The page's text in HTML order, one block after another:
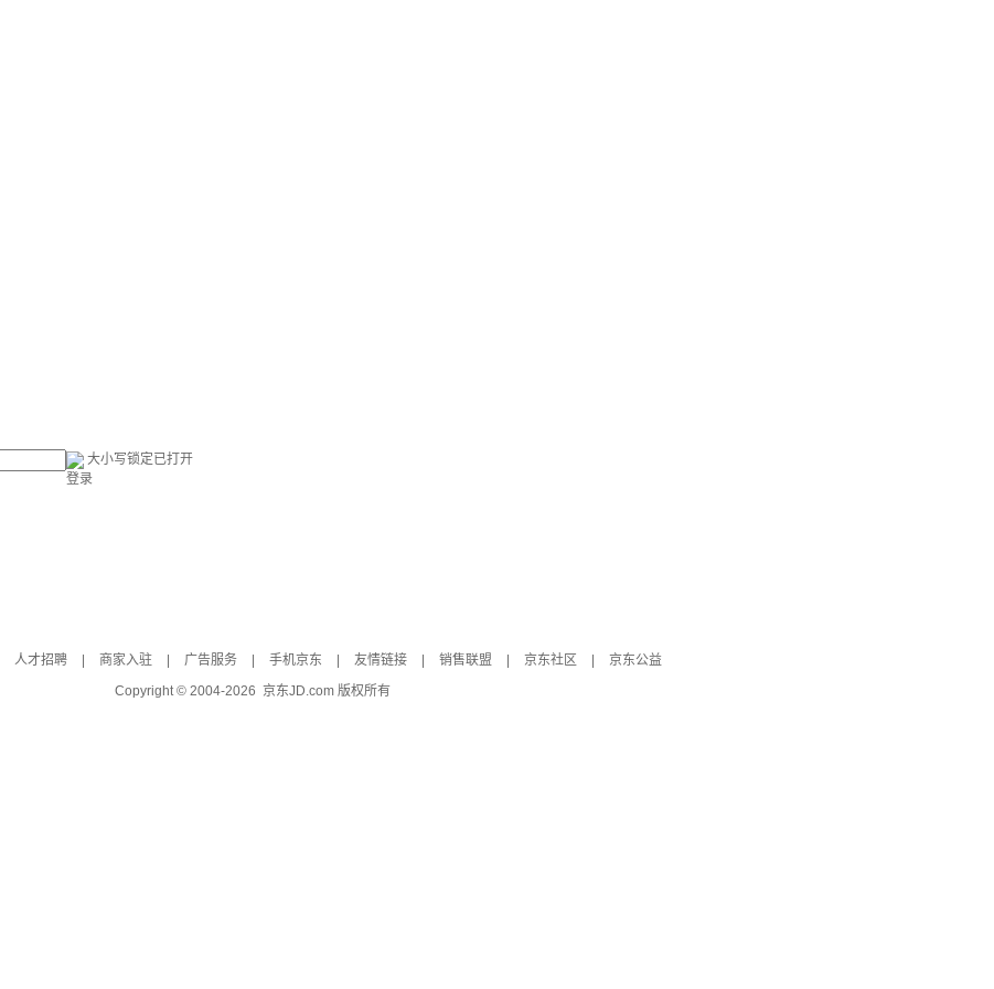
大小写锁定已打开
登录
人才招聘 商家入驻 广告服务 手机京东 友情链接 销售联盟 京东社区
京东公益
Copyright © 2004-2026 京东JD.com 版权所有